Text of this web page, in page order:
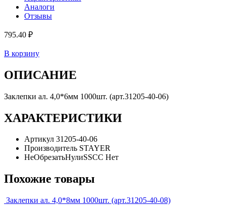
Аналоги
Отзывы
795.40 ₽
В корзину
ОПИСАНИЕ
Заклепки ал. 4,0*6мм 1000шт. (арт.31205-40-06)
ХАРАКТЕРИСТИКИ
Артикул 31205-40-06
Производитель STAYER
НеОбрезатьНулиSSCC Нет
Похожие товары
Заклепки ал. 4,0*8мм 1000шт. (арт.31205-40-08)